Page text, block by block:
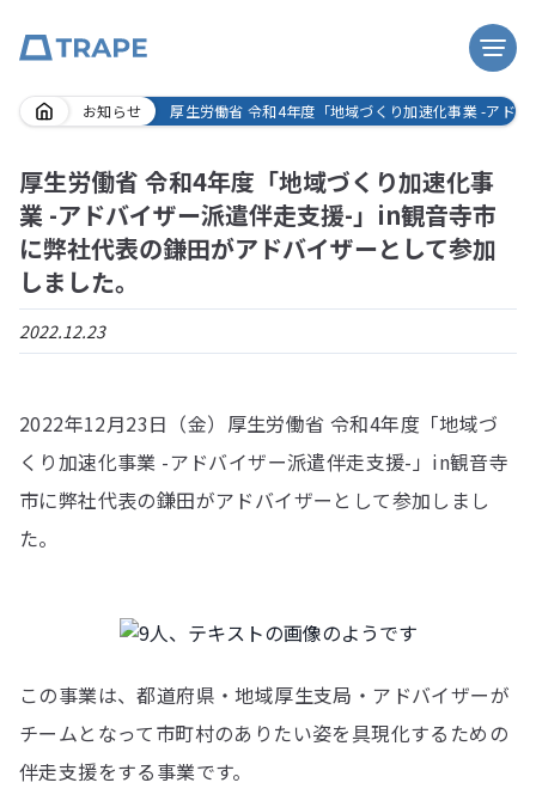
Skip
content
お知らせ 厚生労働省 令和4年度「地域づくり加速化事業 -アド
厚生労働省 令和4年度「地域づくり加速化事
業 -アドバイザー派遣伴走支援-」in観音寺市
に弊社代表の鎌田がアドバイザーとして参加
しました。
2022.12.23
2022年12月23日（金）厚生労働省 令和4年度「地域づ
くり加速化事業 -アドバイザー派遣伴走支援-」in観音寺
市に弊社代表の鎌田がアドバイザーとして参加しまし
た。
この事業は、都道府県・地域厚生支局・アドバイザーが
チームとなって市町村のありたい姿を具現化するための
伴走支援をする事業です。